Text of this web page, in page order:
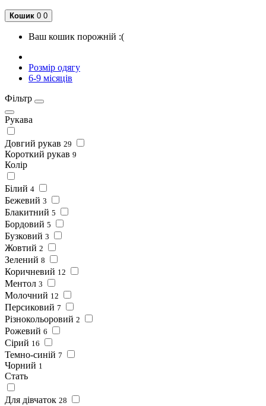
Кошик 0 0
Ваш кошик порожній :(
Розмір одягу
6-9 місяців
Фільтр
Рукава
Довгий рукав 29
Короткий рукав 9
Колір
Білий 4
Бежевий 3
Блакитний 5
Бордовий 5
Бузковий 3
Жовтий 2
Зелений 8
Коричневий 12
Ментол 3
Молочний 12
Персиковий 7
Різнокольоровий 2
Рожевий 6
Сірий 16
Темно-синій 7
Чорний 1
Стать
Для дівчаток 28